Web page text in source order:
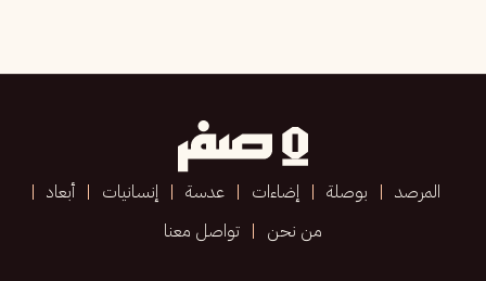
المرصد بوصلة إضاءات عدسة إنسانيات
أبعاد
من نحن
تواصل معنا